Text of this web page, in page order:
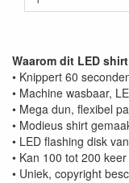
Waarom dit LED
• Knippert 60
• Machine wasbaar,
• Mega dun, flexibel
• Modieus shirt
• LED flashing disk
• Kan 100 tot 200
• Uniek, copyright